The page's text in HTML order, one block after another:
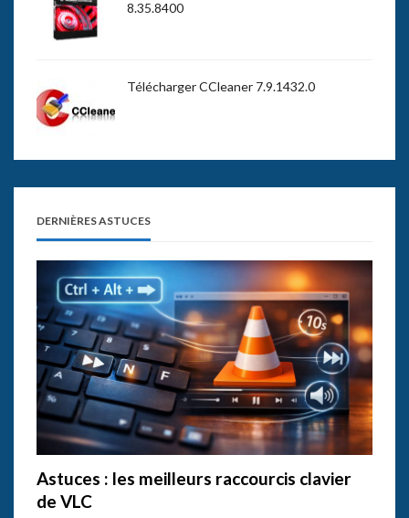
8.35.8400
Télécharger CCleaner 7.9.1432.0
DERNIÈRES ASTUCES
Astuces : les meilleurs raccourcis clavier
de VLC